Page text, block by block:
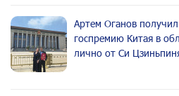
Артем Оганов
госпремию Китая в
лично от Си